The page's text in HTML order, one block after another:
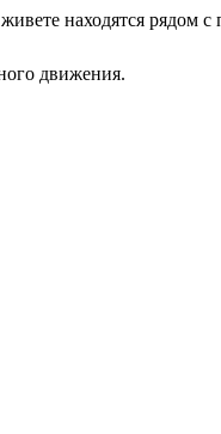
находятся рядом с
движения.